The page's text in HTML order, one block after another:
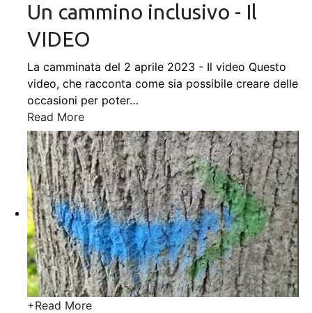
Un cammino inclusivo - Il
VIDEO
La camminata del 2 aprile 2023 - Il video Questo
video, che racconta come sia possibile creare delle
occasioni per poter…
Read More
+Read More